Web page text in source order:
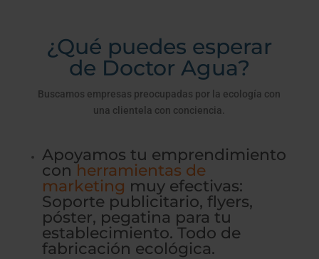
¿Qué puedes esperar
de Doctor Agua?
Buscamos empresas preocupadas por la ecología con
una clientela con conciencia.
Apoyamos tu emprendimiento
con herramientas de
marketing muy efectivas:
Soporte publicitario, flyers,
póster, pegatina para tu
establecimiento. Todo de
fabricación ecológica.